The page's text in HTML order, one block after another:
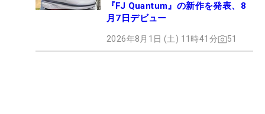
『FJ Quantum』の新作を発表、8
月7日デビュー
2026年8月1日 (土) 11時41分 51